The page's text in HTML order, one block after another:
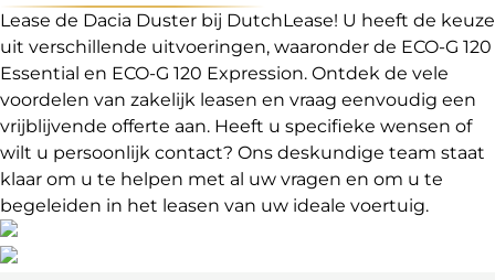
Lease de Dacia Duster bij DutchLease! U heeft de keuze
uit verschillende uitvoeringen, waaronder de ECO-G 120
Essential en ECO-G 120 Expression. Ontdek de vele
voordelen van zakelijk leasen en vraag eenvoudig een
vrijblijvende offerte aan. Heeft u specifieke wensen of
wilt u persoonlijk contact? Ons deskundige team staat
klaar om u te helpen met al uw vragen en om u te
begeleiden in het leasen van uw ideale voertuig.